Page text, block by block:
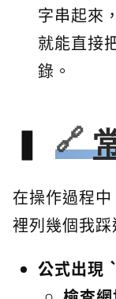
字串起來
就能直接
錄。
在操作過程
裡列幾個我踩
公式出